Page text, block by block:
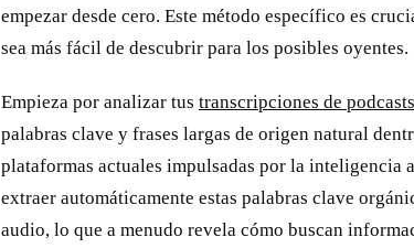
empezar desde cero. Este método específico es
sea más fácil de descubrir para los posibles oyentes.
Empieza por analizar tus transcripciones de podcasts
palabras clave y frases largas de origen natural
plataformas actuales impulsadas por la inteligencia
extraer automáticamente estas palabras clave
audio, lo que a menudo revela cómo buscan